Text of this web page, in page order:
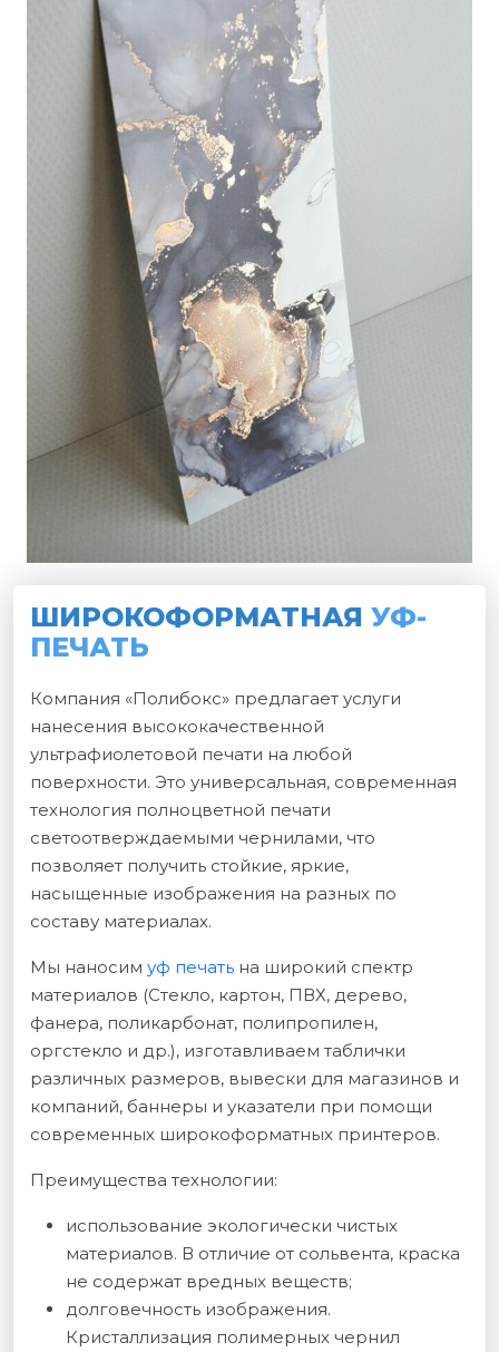
ШИРОКОФОРМАТНАЯ УФ-
ПЕЧАТЬ
Компания «Полибокс» предлагает услуги
нанесения высококачественной
ультрафиолетовой печати на любой
поверхности. Это универсальная, современная
технология полноцветной печати
светоотверждаемыми чернилами, что
позволяет получить стойкие, яркие,
насыщенные изображения на разных по
составу материалах.
Мы наносим уф печать на широкий спектр
материалов (Стекло, картон, ПВХ, дерево,
фанера, поликарбонат, полипропилен,
оргстекло и др.), изготавливаем таблички
различных размеров, вывески для магазинов и
компаний, баннеры и указатели при помощи
современных широкоформатных принтеров.
Преимущества технологии:
использование экологически чистых
материалов. В отличие от сольвента, краска
не содержат вредных веществ;
долговечность изображения.
Кристаллизация полимерных чернил